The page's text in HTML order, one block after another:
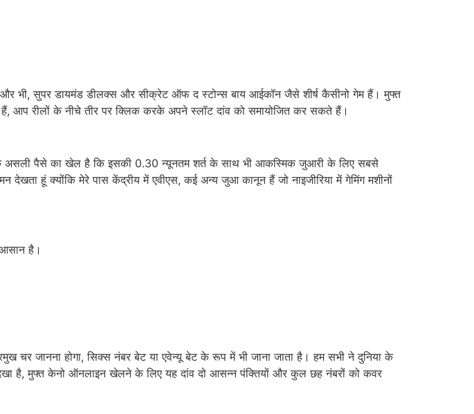
भी, सुपर डायमंड डीलक्स और सीक्रेट ऑफ द स्टोन्स बाय आईकॉन जैसे शीर्ष कैसीनो गेम हैं। मुफ्त
आप रीलों के नीचे तीर पर क्लिक करके अपने स्लॉट दांव को समायोजित कर सकते हैं।
असली पैसे का खेल है कि इसकी 0.30 न्यूनतम शर्त के साथ भी आकस्मिक जुआरी के लिए सबसे
हूं क्योंकि मेरे पास केंद्रीय में एवीएस, कई अन्य जुआ कानून हैं जो नाइजीरिया में गेमिंग मशीनों
है।
चर जानना होगा, सिक्स नंबर बेट या एवेन्यू बेट के रूप में भी जाना जाता है। हम सभी ने दुनिया के
देखा है, मुफ्त केनो ऑनलाइन खेलने के लिए यह दांव दो आसन्न पंक्तियों और कुल छह नंबरों को कवर